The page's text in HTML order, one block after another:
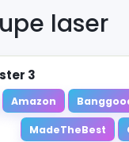
laser
3
Amazon
MadeTheBest